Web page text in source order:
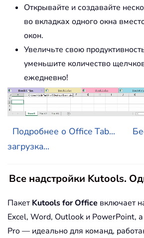
Открывайте и создавайте
во вкладках одного окна
окон.
Увеличьте свою
уменьшите количество
ежедневно!
Подробнее о Office Tab...
загрузка...
Все надстройки Kutools.
Пакет Kutools for Office включает
Excel, Word, Outlook и PowerPoint,
Pro — идеально для команд,